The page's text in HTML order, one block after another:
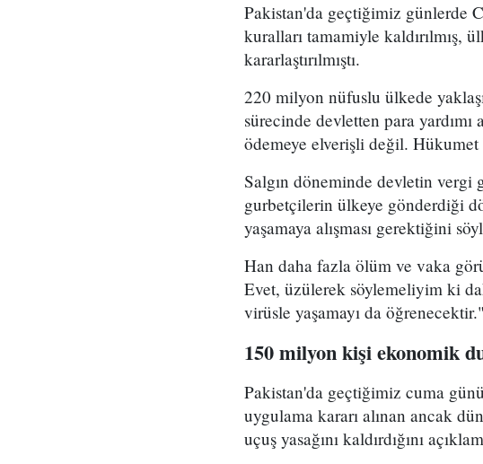
Pakistan'da geçtiğimiz günlerde
kuralları tamamiyle kaldırılmış,
kararlaştırılmıştı.
220 milyon nüfuslu ülkede
sürecinde devletten para
ödemeye elverişli değil.
Salgın döneminde devletin vergi
gurbetçilerin ülkeye gönderdiği
yaşamaya alışması gerektiğini
Han daha fazla ölüm ve vaka
Evet, üzülerek söylemeliyim ki
virüsle yaşamayı da
150 milyon kişi ekonomik
Pakistan'da geçtiğimiz cuma
uygulama kararı alınan ancak
uçuş yasağını kaldırdığını